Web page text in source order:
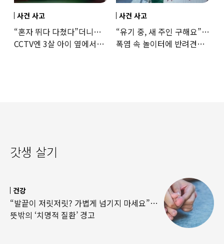
사건 사고
“혼자 뛰다 다쳤다”더니…
CCTV엔 3살 아이 옆에서
사건 사고
“유기 중, 새 주인 구해요”…
폭염 속 놀이터에 반려견
갓생 살기
건강
“발끝이 저릿저릿? 가볍게 넘기지 마세요”…
뜻밖의 ‘치명적 질환’ 경고